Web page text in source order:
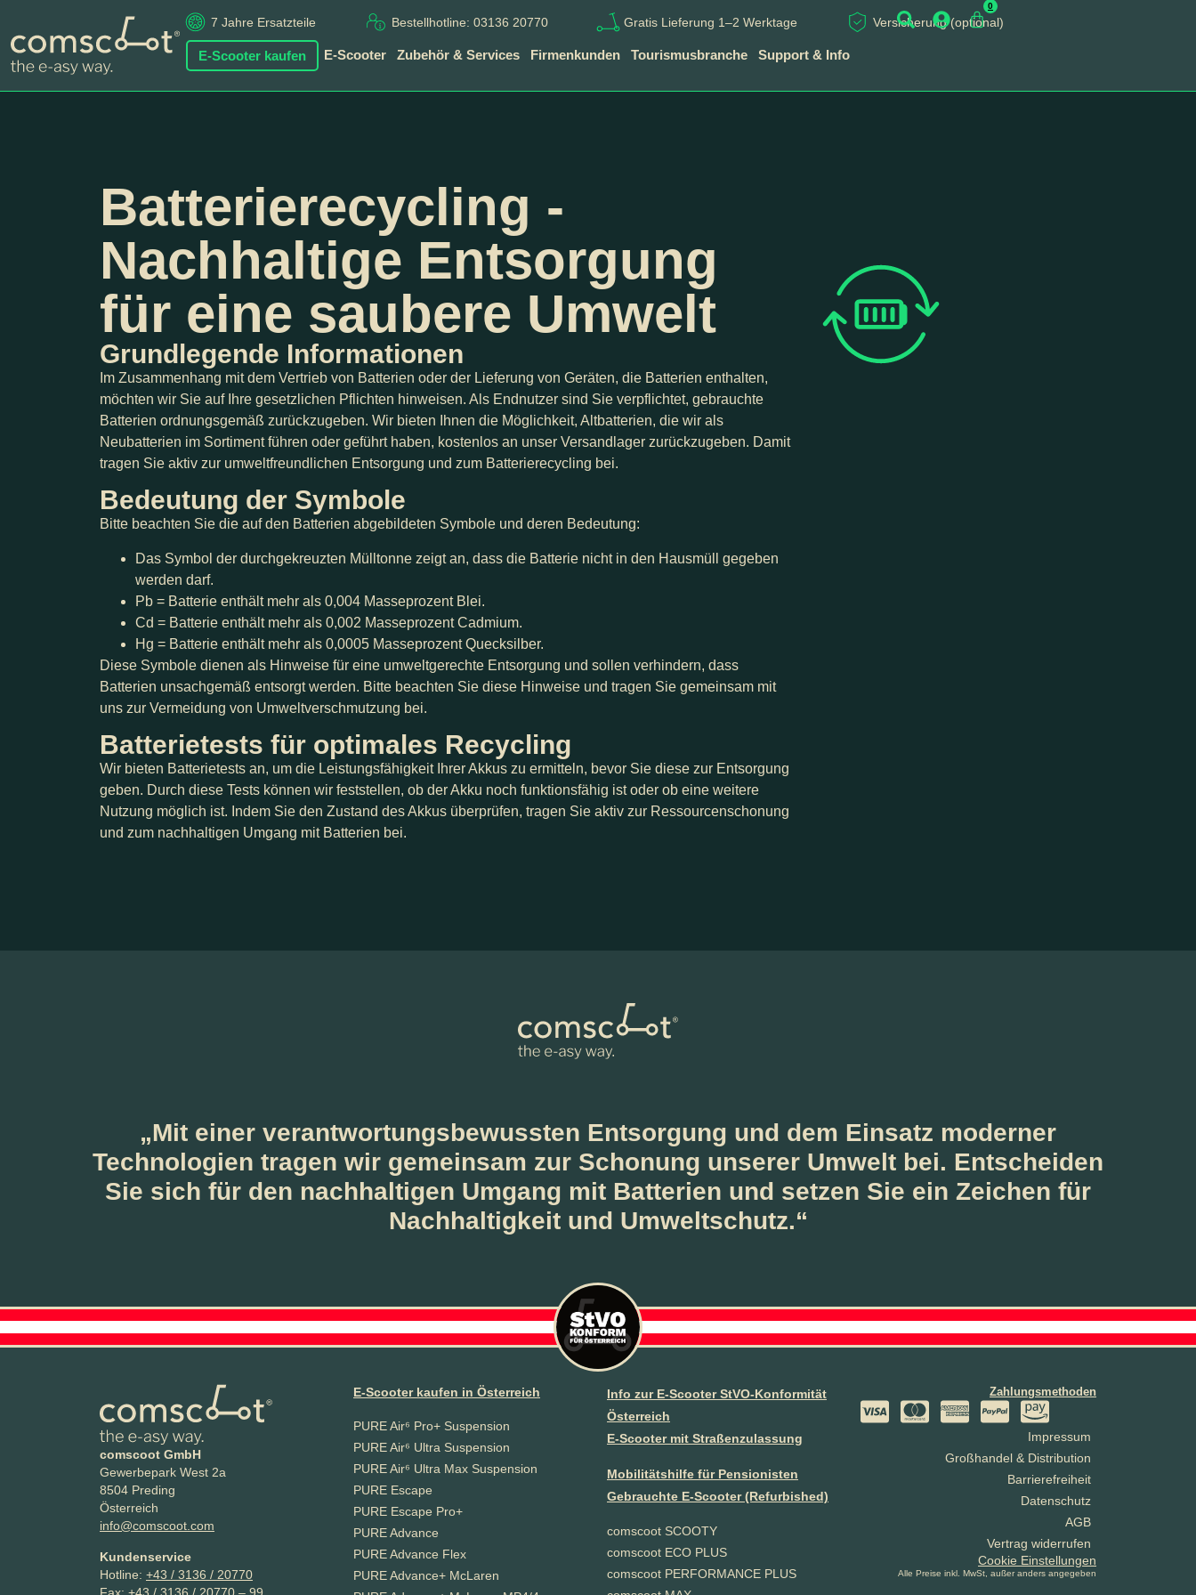
7 Jahre Ersatzteile Bestellhotline: 03136 20770 Gratis Lieferung 1–2 Werktage Versicherung (optional)
E-Scooter kaufen E-Scooter Zubehör & Services Firmenkunden Tourismusbranche Support & Info
0
Batterierecycling -
Nachhaltige Entsorgung
für eine saubere Umwelt
Grundlegende Informationen
Im Zusammenhang mit dem Vertrieb von Batterien oder der Lieferung von Geräten, die Batterien enthalten,
möchten wir Sie auf Ihre gesetzlichen Pflichten hinweisen. Als Endnutzer sind Sie verpflichtet, gebrauchte
Batterien ordnungsgemäß zurückzugeben. Wir bieten Ihnen die Möglichkeit, Altbatterien, die wir als
Neubatterien im Sortiment führen oder geführt haben, kostenlos an unser Versandlager zurückzugeben. Damit
tragen Sie aktiv zur umweltfreundlichen Entsorgung und zum Batterierecycling bei.
Bedeutung der Symbole
Bitte beachten Sie die auf den Batterien abgebildeten Symbole und deren Bedeutung:
Das Symbol der durchgekreuzten Mülltonne zeigt an, dass die Batterie nicht in den Hausmüll gegeben
werden darf.
Pb = Batterie enthält mehr als 0,004 Masseprozent Blei.
Cd = Batterie enthält mehr als 0,002 Masseprozent Cadmium.
Hg = Batterie enthält mehr als 0,0005 Masseprozent Quecksilber.
Diese Symbole dienen als Hinweise für eine umweltgerechte Entsorgung und sollen verhindern, dass
Batterien unsachgemäß entsorgt werden. Bitte beachten Sie diese Hinweise und tragen Sie gemeinsam mit
uns zur Vermeidung von Umweltverschmutzung bei.
Batterietests für optimales Recycling
Wir bieten Batterietests an, um die Leistungsfähigkeit Ihrer Akkus zu ermitteln, bevor Sie diese zur Entsorgung
geben. Durch diese Tests können wir feststellen, ob der Akku noch funktionsfähig ist oder ob eine weitere
Nutzung möglich ist. Indem Sie den Zustand des Akkus überprüfen, tragen Sie aktiv zur Ressourcenschonung
und zum nachhaltigen Umgang mit Batterien bei.
„Mit einer verantwortungsbewussten Entsorgung und dem Einsatz moderner
Technologien tragen wir gemeinsam zur Schonung unserer Umwelt bei. Entscheiden
Sie sich für den nachhaltigen Umgang mit Batterien und setzen Sie ein Zeichen für
Nachhaltigkeit und Umweltschutz.“
comscoot GmbH
Gewerbepark West 2a
8504 Preding
Österreich
info@comscoot.com
Kundenservice
Hotline: +43 / 3136 / 20770
Fax: +43 / 3136 / 20770 – 99
E-Scooter kaufen in Österreich
PURE Air⁶ Pro+ Suspension
PURE Air⁶ Ultra Suspension
PURE Air⁶ Ultra Max Suspension
PURE Escape
PURE Escape Pro+
PURE Advance
PURE Advance Flex
PURE Advance+ McLaren
Info zur E-Scooter StVO-Konformität
Österreich
E-Scooter mit Straßenzulassung
Mobilitätshilfe für Pensionisten
Gebrauchte E-Scooter (Refurbished)
comscoot SCOOTY
comscoot ECO PLUS
comscoot PERFORMANCE PLUS
Zahlungsmethoden
Impressum
Großhandel & Distribution
Barrierefreiheit
Datenschutz
AGB
Vertrag widerrufen
Cookie Einstellungen
Alle Preise inkl. MwSt, außer anders angegeben